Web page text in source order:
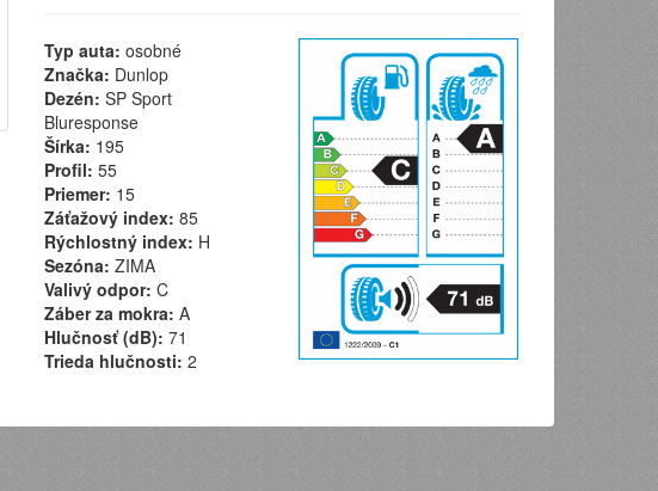
Typ auta: osobné
Značka: Dunlop
Dezén: SP Sport
Bluresponse
Šírka: 195
Profil: 55
Priemer: 15
Záťažový index: 85
Rýchlostný index: H
Sezóna: ZIMA
Valivý odpor: C
Záber za mokra: A
Hlučnosť (dB): 71
Trieda hlučnosti: 2